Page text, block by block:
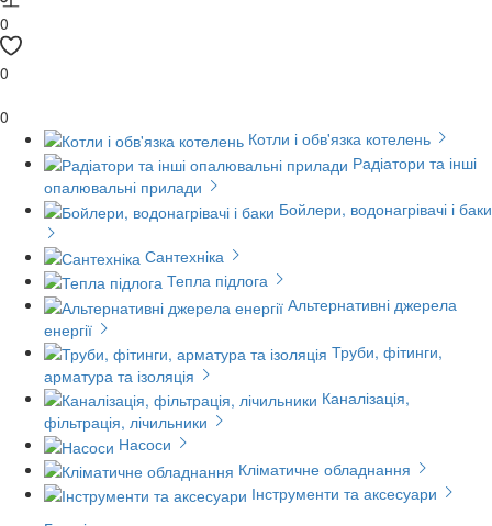
0
0
0
Котли і обв'язка котелень
Радіатори та інші
опалювальні прилади
Бойлери, водонагрівачі і баки
Сантехніка
Тепла підлога
Альтернативні джерела
енергії
Труби, фітинги,
арматура та ізоляція
Каналізація,
фільтрація, лічильники
Насоси
Кліматичне обладнання
Інструменти та аксесуари